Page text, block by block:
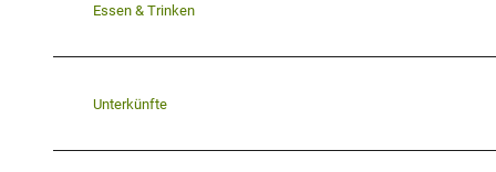
Essen & Trinken
Unterkünfte